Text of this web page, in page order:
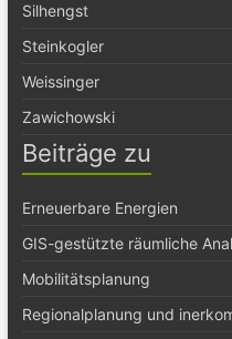
Silhengst
Steinkogler
Weissinger
Zawichowski
Beiträge zu
Erneuerbare Energien
GIS-gestützte räumliche
Mobilitätsplanung
Regionalplanung und